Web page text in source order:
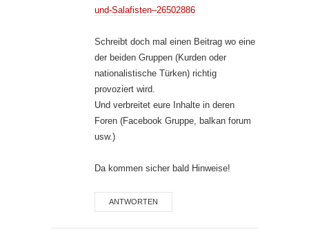
und-Salafisten–26502886
Schreibt doch mal einen Beitrag wo eine
der beiden Gruppen (Kurden oder
nationalistische Türken) richtig
provoziert wird.
Und verbreitet eure Inhalte in deren
Foren (Facebook Gruppe, balkan forum
usw.)
Da kommen sicher bald Hinweise!
ANTWORTEN